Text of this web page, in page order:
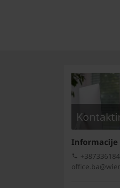
Informacije